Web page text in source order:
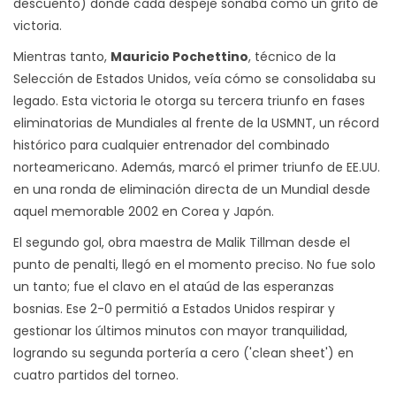
descuento) donde cada despeje sonaba como un grito de
victoria.
Mientras tanto, Mauricio Pochettino, técnico de la
Selección de Estados Unidos, veía cómo se consolidaba su
legado. Esta victoria le otorga su tercera triunfo en fases
eliminatorias de Mundiales al frente de la USMNT, un récord
histórico para cualquier entrenador del combinado
norteamericano. Además, marcó el primer triunfo de EE.UU.
en una ronda de eliminación directa de un Mundial desde
aquel memorable 2002 en Corea y Japón.
El segundo gol, obra maestra de Malik Tillman desde el
punto de penalti, llegó en el momento preciso. No fue solo
un tanto; fue el clavo en el ataúd de las esperanzas
bosnias. Ese 2-0 permitió a Estados Unidos respirar y
gestionar los últimos minutos con mayor tranquilidad,
logrando su segunda portería a cero ('clean sheet') en
cuatro partidos del torneo.